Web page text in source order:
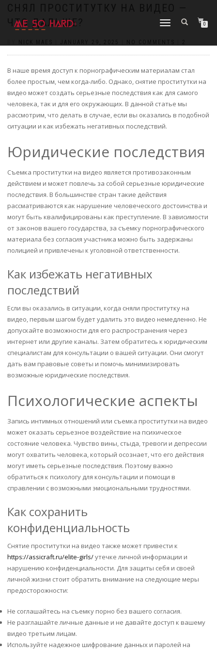
TOGGLE
0
ЧТО ДАЛЬШЕ?
В наше время доступ к порнографическим материалам стал
более простым, чем когда-либо. Однако, снятие проститутки на
видео может создать серьезные последствия как для самого
человека, так и для его окружающих. В данной статье мы
рассмотрим, что делать в случае, если вы оказались в подобной
ситуации и как избежать негативных последствий.
Юридические последствия
Съемка проститутки на видео является противозаконным
действием и может повлечь за собой серьезные юридические
последствия. В большинстве стран такие действия
рассматриваются как нарушение человеческого достоинства и
могут быть квалифицированы как преступление. В зависимости
от законов вашего государства, за съемку порнографического
материала без согласия участника можно быть задержаны
полицией и привлечены к уголовной ответственности.
Как избежать негативных
последствий
Если вы оказались в ситуации, когда сняли проститутку на
видео, первым шагом будет удалить это видео немедленно. Не
допускайте возможности для его распространения через
интернет или другие каналы. Затем обратитесь к юридическим
специалистам для консультации о вашей ситуации. Они смогут
дать вам правовые советы и помочь минимизировать
возможные юридические последствия.
Психологические аспекты
Запись интимных отношений или съемка проститутки на видео
может оказать серьезное воздействие на психическое
состояние человека. Чувство вины, стыда, тревоги и депрессии
могут охватить человека, который осознает, что его действия
могут иметь серьезные последствия. Поэтому важно
обратиться к психологу для консультации и помощи в
справлении с возможными эмоциональными трудностями.
Как сохранить
конфиденциальность
Снятие проститутки на видео также может привести к
https://assicraft.ru/elite-girls/утечке личной информации и
нарушению конфиденциальности. Для защиты себя и своей
личной жизни стоит обратить внимание на следующие меры
предосторожности:
Не соглашайтесь на съемку порно без вашего согласия.
Не разглашайте личные данные и не давайте доступ к вашему
видео третьим лицам.
Используйте надежное шифрование данных и паролей на